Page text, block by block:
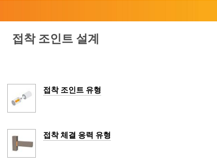
접착 조인트 설계
접착 조인트 유형
접착 체결 응력 유형